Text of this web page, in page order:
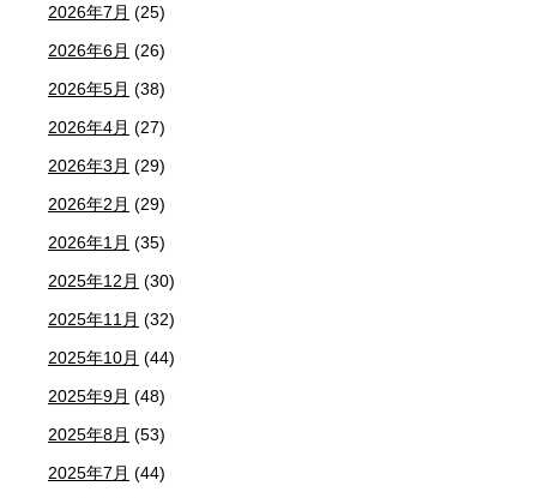
2026年7月 (25)
2026年6月 (26)
2026年5月 (38)
2026年4月 (27)
2026年3月 (29)
2026年2月 (29)
2026年1月 (35)
2025年12月 (30)
2025年11月 (32)
2025年10月 (44)
2025年9月 (48)
2025年8月 (53)
2025年7月 (44)